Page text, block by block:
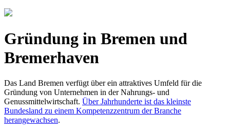
Gründung in Bremen und
Bremerhaven
Das Land Bremen verfügt über ein attraktives Umfeld für die
Gründung von Unternehmen in der Nahrungs- und
Genussmittelwirtschaft. Über Jahrhunderte ist das kleinste
Bundesland zu einem Kompetenzzentrum der Branche
herangewachsen.